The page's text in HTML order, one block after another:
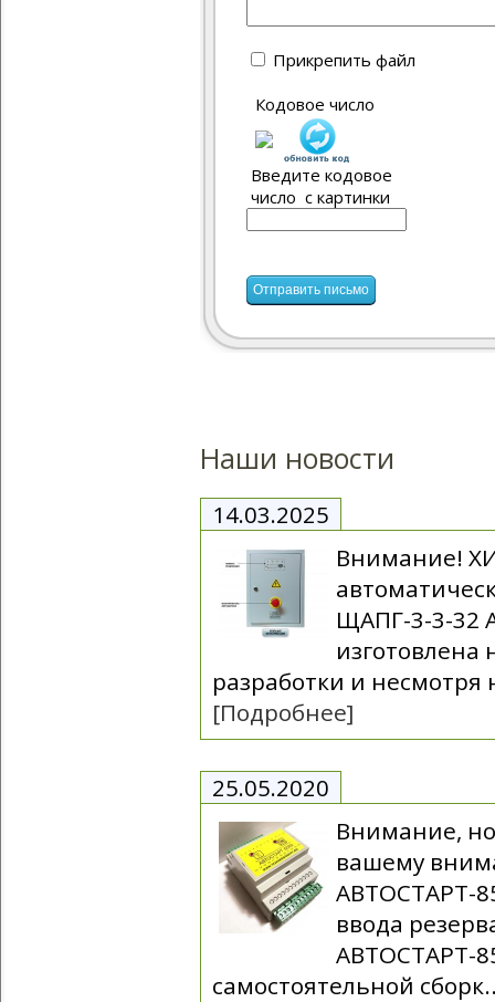
Прикрепить файл
Кодовое число
Введите кодовое
число с картинки
Наши новости
14.03.2025
Внимание!
ЩАПГ-3-3-32
изготовлена
разработки и
[Подробнее]
25.05.2020
Внимание,
вашему
АВТОСТАРТ-
ввода
АВТОСТАРТ-
самостоятельной